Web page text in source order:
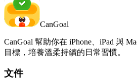
CanGoal
CanGoal 幫助你在 iPhone、iPad 與
目標，培養溫柔持續的日常習慣。
文件